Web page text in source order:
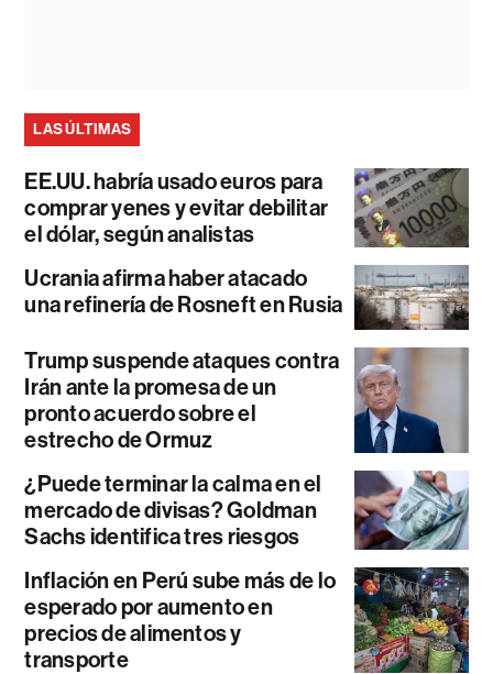
LAS ÚLTIMAS
EE.UU. habría usado euros para
comprar yenes y evitar debilitar
el dólar, según analistas
Ucrania afirma haber atacado
una refinería de Rosneft en Rusia
Trump suspende ataques contra
Irán ante la promesa de un
pronto acuerdo sobre el
estrecho de Ormuz
¿Puede terminar la calma en el
mercado de divisas? Goldman
Sachs identifica tres riesgos
Inflación en Perú sube más de lo
esperado por aumento en
precios de alimentos y
transporte